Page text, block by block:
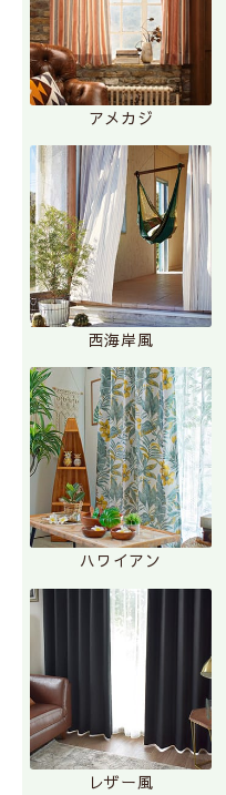
アメカジ
西海岸風
ハワイアン
レザー風